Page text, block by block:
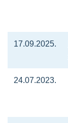
17.09.2025.
24.07.2023.